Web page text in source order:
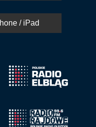
/ iPad